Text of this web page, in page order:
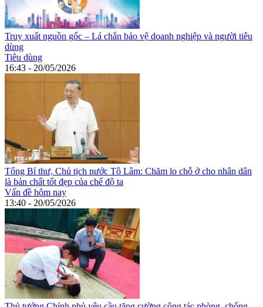
Truy xuất nguồn gốc – Lá chắn bảo vệ doanh nghiệp và người tiêu
dùng
Tiêu dùng
16:43 - 20/05/2026
Tổng Bí thư, Chủ tịch nước Tô Lâm: Chăm lo chỗ ở cho nhân dân
là bản chất tốt đẹp của chế độ ta
Vấn đề hôm nay
13:40 - 20/05/2026